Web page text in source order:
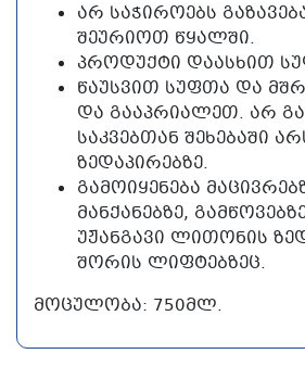
ᲐᲠ ᲡᲐᲭᲘᲠᲝᲔᲑᲡ
ᲨᲔᲣᲠᲘᲝᲗ ᲬᲧᲐᲚᲨᲘ.
ᲞᲠᲝᲓᲣᲥᲢᲘ ᲓᲐᲐᲡᲮᲘᲗ
ᲬᲐᲣᲡᲕᲘᲗ ᲡᲣᲤᲗᲐ ᲓᲐ
ᲓᲐ ᲒᲐᲐᲞᲠᲘᲐᲚᲔᲗ. ᲐᲠ
ᲡᲐᲙᲕᲔᲑᲗᲐᲜ ᲨᲔᲮᲔᲑᲐᲨᲘ
ᲖᲔᲓᲐᲞᲘᲠᲔᲑᲖᲔ.
ᲒᲐᲛᲝᲘᲧᲔᲜᲔᲑᲐ
ᲛᲐᲜᲥᲐᲜᲔᲑᲖᲔ,
ᲣᲟᲐᲜᲒᲐᲕᲘ ᲚᲘᲗᲝᲜᲘᲡ
ᲨᲝᲠᲘᲡ ᲚᲘᲤᲢᲔᲑᲖᲔᲪ.
ᲛᲝᲪᲣᲚᲝᲑᲐ: 750ᲛᲚ.